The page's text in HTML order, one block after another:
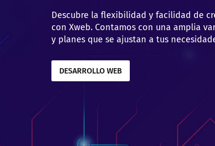
Ofrecemos una amplia variedad de
satisfacer todas tus necesidades.
pequeños hasta grandes proyectos
VER PLANES